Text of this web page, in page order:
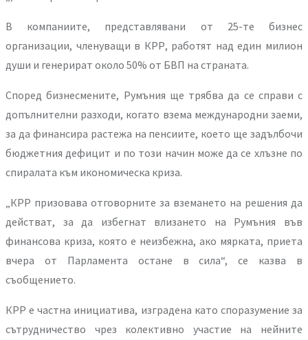
В компаниите, представлявани от 25-те бизнес
организации, членуващи в КРР, работят над един милион
души и генерират около 50% от БВП на страната.
Според бизнесмените, Румъния ще трябва да се справи с
допълнителни разходи, когато взема международни заеми,
за да финансира растежа на пенсиите, което ще задълбочи
бюджетния дефицит и по този начин може да се хлъзне по
спиралата към икономическа криза.
„КРР призовава отговорните за вземането на решения да
действат, за да избегнат влизането на Румъния във
финансова криза, която е неизбежна, ако мярката, приета
вчера от Парламента остане в сила“, се казва в
съобщението.
КРР е частна инициатива, изградена като споразумение за
сътрудничество чрез колективно участие на нейните